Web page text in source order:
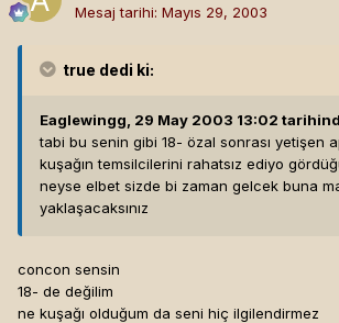
Mesaj tarihi: Mayıs 29, 2003
true dedi ki:
Eaglewingg, 29 May 2003 13:02
tabi bu senin gibi 18- özal sonrası yetişen
kuşağın temsilcilerini rahatsız ediyo
neyse elbet sizde bi zaman gelcek buna
yaklaşacaksınız
concon sensin
18- de değilim
ne kuşağı olduğum da seni hiç ilgilendirmez